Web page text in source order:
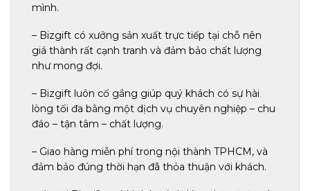
mình.
– Bizgift có xưởng sản xuất trực tiếp tại chỗ nên
giá thành rất cạnh tranh và đảm bảo chất lượng
như mong đợi.
– Bizgift luôn cố gắng giúp quý khách có sự hài
lòng tối đa bằng một dịch vụ chuyên nghiệp – chu
đáo – tận tâm – chất lượng.
– Giao hàng miễn phí trong nội thành TPHCM, và
đảm bảo đúng thời hạn đã thỏa thuận với khách.